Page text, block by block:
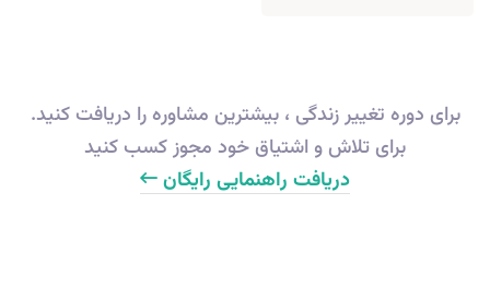
برای دوره تغییر زندگی ، بیشترین مشاوره را دریافت کنید.
برای تلاش و اشتیاق خود مجوز کسب کنید
دریافت راهنمایی رایگان